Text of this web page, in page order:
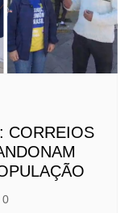
CORREIOS
0